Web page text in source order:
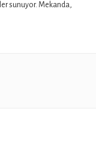
sunuyor. Mekanda,